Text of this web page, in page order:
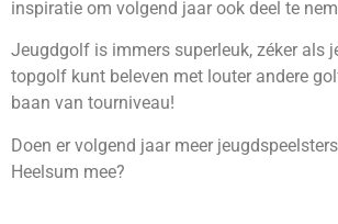
inspiratie om volgend jaar ook deel te
Jeugdgolf is immers superleuk, zéker als
topgolf kunt beleven met louter andere
baan van tourniveau!
Doen er volgend jaar meer
Heelsum mee?